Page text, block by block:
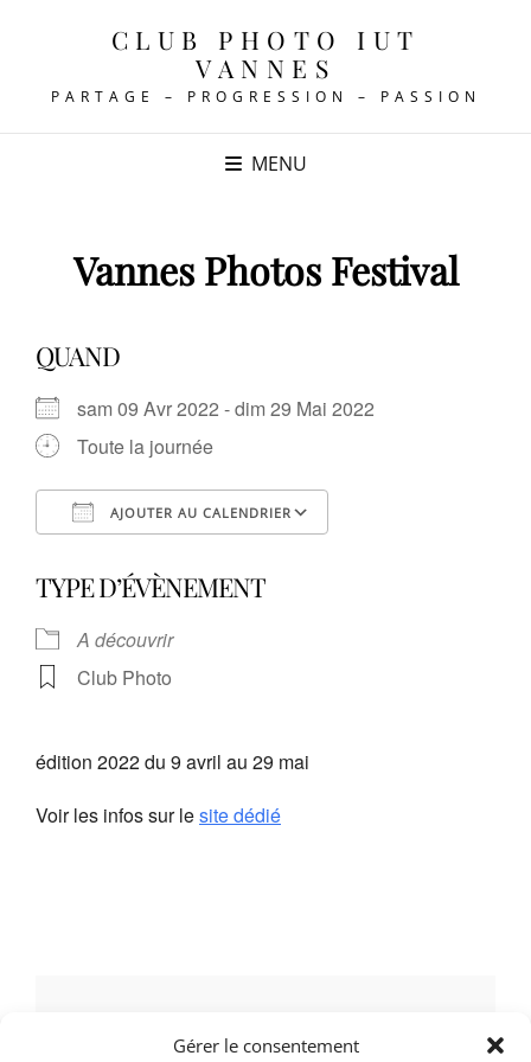
Gérer le consentement
CLUB PHOTO IUT
VANNES
PARTAGE – PROGRESSION – PASSION
MENU
Vannes Photos Festival
QUAND
sam 09 Avr 2022 - dim 29 Mai 2022
Toute la journée
AJOUTER AU CALENDRIER
TYPE D’ÉVÈNEMENT
A découvrir
Club Photo
édition 2022 du 9 avril au 29 mai
Voir les infos sur lesite dédié
LAISSER UN COMMENTAIRE